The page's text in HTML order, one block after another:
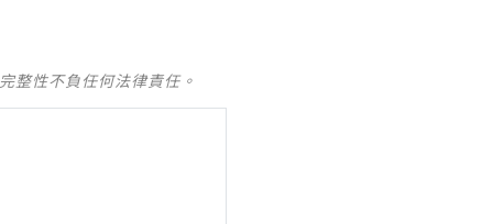
整性不負任何法律責任。